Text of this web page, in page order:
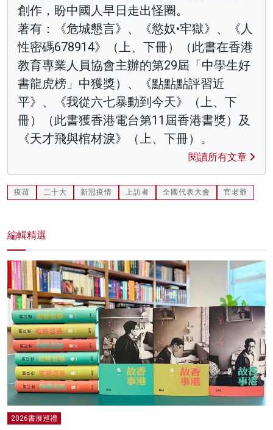
創作，盼中國人早日走出怪圈。
著有：《危城懇言》、《慾奴•牢獄》、《人
性密碼678914》（上、下冊）（此書在香港
教育專業人員協會主辦的第29屆「中學生好
書龍虎榜」中獲獎）、《點點點評習近
平》、《我從六七暴動到今天》（上、下
冊）（此書獲香港電台第11屆香港書獎）及
《天才飛與棺材淚》（上、下冊）。
閱讀所有文章
疫苗 二十大 新冠疫情 上訪者 全國代表大會 官老爺
編輯精選
2026書展巡禮